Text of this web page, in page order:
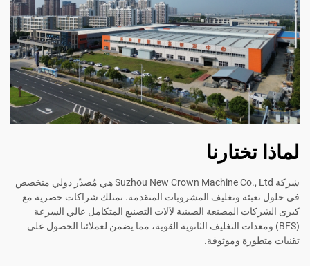
لماذا تختارنا
شركة Suzhou New Crown Machine Co., Ltd هي مُصدّر دولي متخصص
في حلول تعبئة وتغليف المشروبات المتقدمة. نمتلك شراكات حصرية مع
كبرى الشركات المصنعة الصينية لآلات التصنيع المتكامل عالي السرعة
(BFS) ومعدات التغليف الثانوية القوية، مما يضمن لعملائنا الحصول على
تقنيات متطورة وموثوقة.